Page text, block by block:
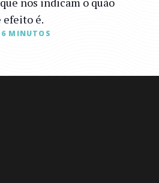
efeito é.
6 MINUTOS